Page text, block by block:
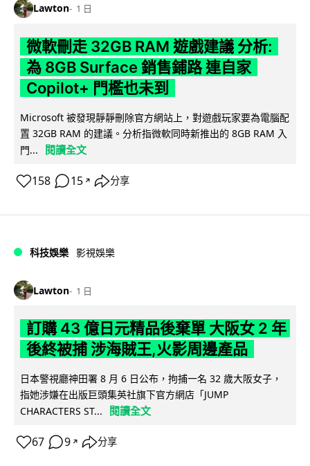
Lawton 1 日
微軟刪走 32GB RAM 遊戲建議 分析:
為 8GB Surface 銷售鋪路 連自家
Copilot+ 門檻也未到
Microsoft 被發現靜靜刪除官方網站上，對遊戲玩家要為電腦配
置 32GB RAM 的建議。分析指微軟同時新推出的 8GB RAM 入
門...
閱讀全文
158 15 ↗ 分享
科技娛樂 影視娛樂
Lawton 1 日
訂購 43 億日元精品後棄單 大阪女 2 年
後終被捕 涉海賊王,火影周邊產品
日本警視廳神田署 8 月 6 日公布，拘捕一名 32 歲大阪女子，
指她涉嫌在出版巨頭集英社旗下官方網店「JUMP
CHARACTERS ST...
閱讀全文
67 9 ↗ 分享